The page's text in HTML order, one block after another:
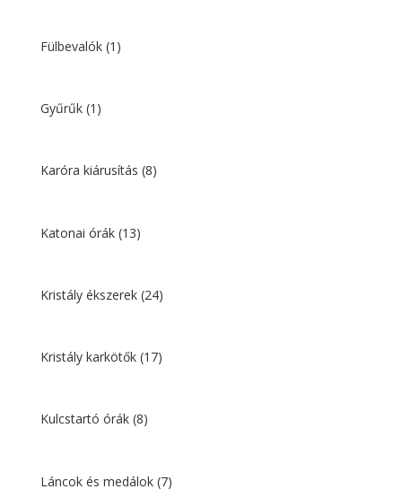
Fülbevalók (1)
Gyűrűk (1)
Karóra kiárusítás (8)
Katonai órák (13)
Kristály ékszerek (24)
Kristály karkötők (17)
Kulcstartó órák (8)
Láncok és medálok (7)